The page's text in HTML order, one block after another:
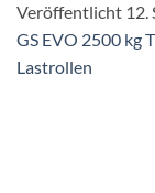
Veröffentlicht 12.
GS EVO 2500 kg
Lastrollen